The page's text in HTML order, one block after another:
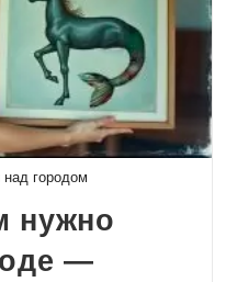
городом
нужно
—